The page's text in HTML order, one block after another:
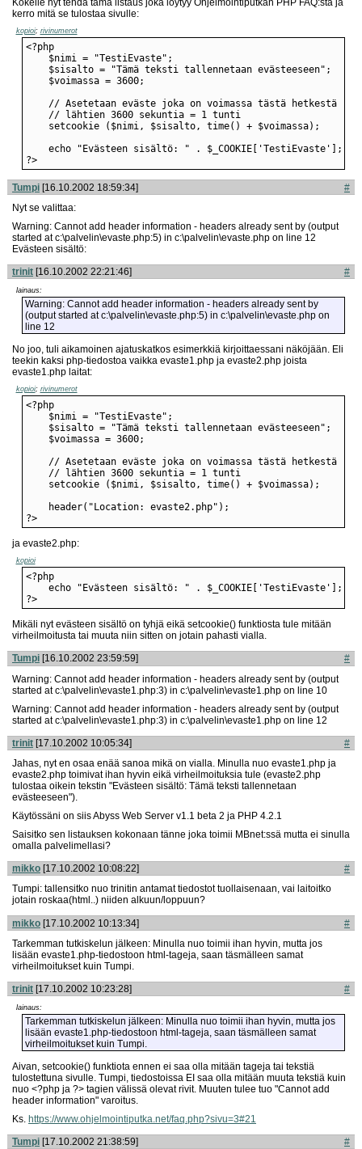
Kokeile nyt tehdä tämä listaus joka löytyy Ohjelmointiputkan PHP FAQ:sta ja
kerro mitä se tulostaa sivulle:
kopioi; rivinumerot
?>
Tumpi [16.10.2002 18:59:34]
#
Nyt se valittaa:
Warning: Cannot add header information - headers already sent by (output
started at c:\palvelin\evaste.php:5) in c:\palvelin\evaste.php on line 12
Evästeen sisältö:
trinit [16.10.2002 22:21:46] #
lainaus:
Warning: Cannot add header information - headers already sent by
(output started at c:\palvelin\evaste.php:5) in c:\palvelin\evaste.php on
line 12
No joo, tuli aikamoinen ajatuskatkos esimerkkiä kirjoittaessani näköjään. Eli
teekin kaksi php-tiedostoa vaikka evaste1.php ja evaste2.php joista
evaste1.php laitat:
kopioi; rivinumerot
?>
ja evaste2.php:
kopioi
?>
Mikäli nyt evästeen sisältö on tyhjä eikä setcookie() funktiosta tule mitään
virheilmoitusta tai muuta niin sitten on jotain pahasti vialla.
Tumpi [16.10.2002 23:59:59]
#
Warning: Cannot add header information - headers already sent by (output
started at c:\palvelin\evaste1.php:3) in c:\palvelin\evaste1.php on line 10
Warning: Cannot add header information - headers already sent by (output
started at c:\palvelin\evaste1.php:3) in c:\palvelin\evaste1.php on line 12
trinit [17.10.2002 10:05:34]
#
Jahas, nyt en osaa enää sanoa mikä on vialla. Minulla nuo evaste1.php ja
evaste2.php toimivat ihan hyvin eikä virheilmoituksia tule (evaste2.php
tulostaa oikein tekstin "Evästeen sisältö: Tämä teksti tallennetaan
evästeeseen").
Käytössäni on siis Abyss Web Server v1.1 beta 2 ja PHP 4.2.1
Saisitko sen listauksen kokonaan tänne joka toimii MBnet:ssä mutta ei sinulla
omalla palvelimellasi?
mikko [17.10.2002 10:08:22]
#
Tumpi: tallensitko nuo trinitin antamat tiedostot tuollaisenaan, vai laitoitko
jotain roskaa(html..) niiden alkuun/loppuun?
mikko [17.10.2002 10:13:34]
#
Tarkemman tutkiskelun jälkeen: Minulla nuo toimii ihan hyvin, mutta jos
lisään evaste1.php-tiedostoon html-tageja, saan täsmälleen samat
virheilmoitukset kuin Tumpi.
trinit [17.10.2002 10:23:28] #
lainaus:
Tarkemman tutkiskelun jälkeen: Minulla nuo toimii ihan hyvin, mutta jos
lisään evaste1.php-tiedostoon html-tageja, saan täsmälleen samat
virheilmoitukset kuin Tumpi.
Aivan, setcookie() funktiota ennen ei saa olla mitään tageja tai tekstiä
tulostettuna sivulle. Tumpi, tiedostoissa EI saa olla mitään muuta tekstiä kuin
nuo <?php ja ?> tagien välissä olevat rivit. Muuten tulee tuo "Cannot add
header information" varoitus.
Ks. https://www.ohjelmointiputka.net/faq.php?sivu=3#21
Tumpi [17.10.2002 21:38:59]
#